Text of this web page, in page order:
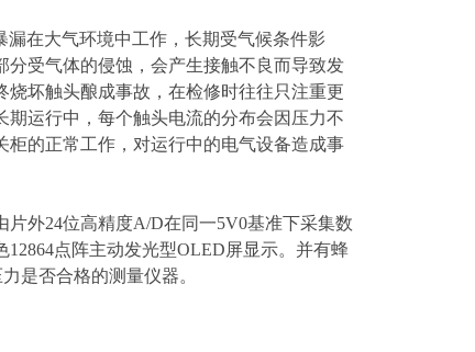
在大气环境中工作，长期受气候条件影
受气体的侵蚀，会产生接触不良而导致发
坏触头酿成事故，在检修时往往只注重更
运行中，每个触头电流的分布会因压力不
的正常工作，对运行中的电气设备造成事
外24位高精度A/D在同一5V0基准下采集数
点阵主动发光型OLED屏显示。并有蜂
是否合格的测量仪器。